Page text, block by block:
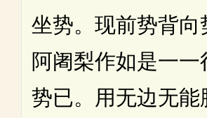
坐势。现前势背向
阿阇梨作如是一一
势已。用无边无能